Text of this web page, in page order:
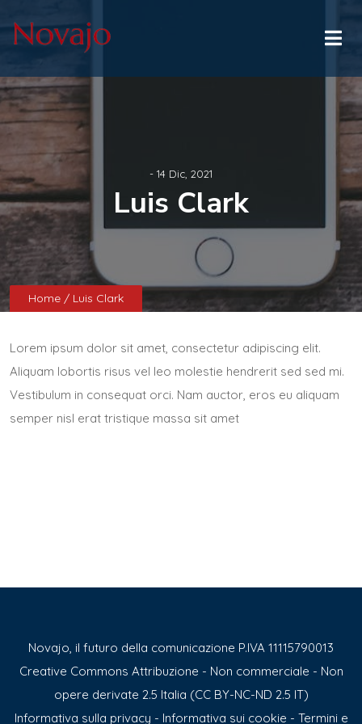
- 14 Dic, 2021
Luis Clark
Home / Luis Clark
Lorem ipsum dolor sit amet, consectetur adipiscing elit.
Aliquam lobortis risus vel leo molestie hendrerit sed sed mi.
Vestibulum in consequat orci. Nam auctor, eros eu aliquam
semper nisl erat tristique massa sit amet
Novajo, il futuro della comunicazione P.IVA 11115790013
Creative Commons Attribuzione - Non commerciale - Non
opere derivate 2.5 Italia (CC BY-NC-ND 2.5 IT)
Informativa sulla privacy - Informativa sui cookie - Termini e